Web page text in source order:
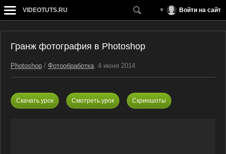
VIDEOTUTS.RU Войти на сайт
Гранж фотография в Photoshop
Photoshop / Фотообработка, 4 июня 2014
Скачать урок Смотреть урок Скриншоты